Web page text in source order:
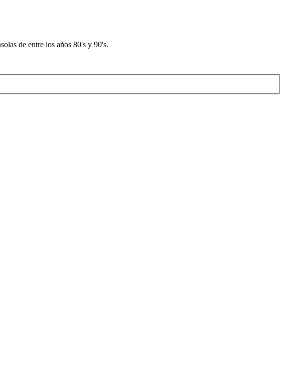
de entre los años 80's y 90's.